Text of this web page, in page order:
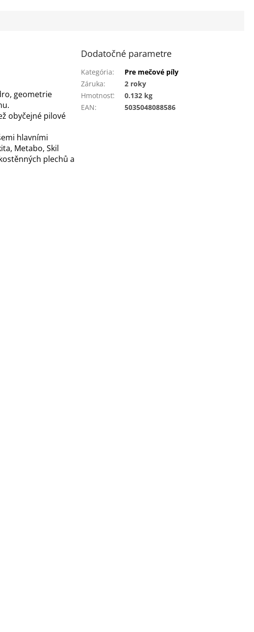
geometrie
obyčejné pilové
hlavními
Metabo, Skil
plechů a
Dodatočné parametre
Kategória:
Pre mečové píly
Záruka:
2 roky
Hmotnosť:
0.132 kg
EAN: 5035048088586